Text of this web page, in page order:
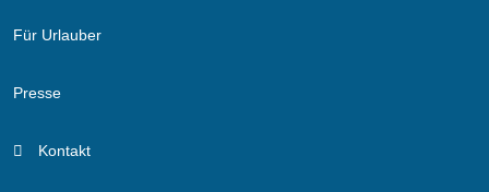
Für Urlauber
Presse
Kontakt